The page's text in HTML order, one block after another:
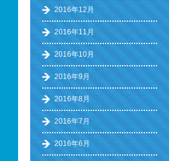
2016年12月
2016年11月
2016年10月
2016年9月
2016年8月
2016年7月
2016年6月